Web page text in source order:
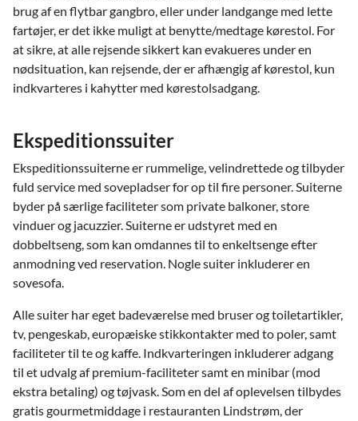
brug af en flytbar gangbro, eller under landgange med lette
fartøjer, er det ikke muligt at benytte/medtage kørestol. For
at sikre, at alle rejsende sikkert kan evakueres under en
nødsituation, kan rejsende, der er afhængig af kørestol, kun
indkvarteres i kahytter med kørestolsadgang.
Ekspeditionssuiter
Ekspeditionssuiterne er rummelige, velindrettede og tilbyder
fuld service med sovepladser for op til fire personer. Suiterne
byder på særlige faciliteter som private balkoner, store
vinduer og jacuzzier. Suiterne er udstyret med en
dobbeltseng, som kan omdannes til to enkeltsenge efter
anmodning ved reservation. Nogle suiter inkluderer en
sovesofa.
Alle suiter har eget badeværelse med bruser og toiletartikler,
tv, pengeskab, europæiske stikkontakter med to poler, samt
faciliteter til te og kaffe. Indkvarteringen inkluderer adgang
til et udvalg af premium-faciliteter samt en minibar (mod
ekstra betaling) og tøjvask. Som en del af oplevelsen tilbydes
gratis gourmetmiddage i restauranten Lindstrøm, der